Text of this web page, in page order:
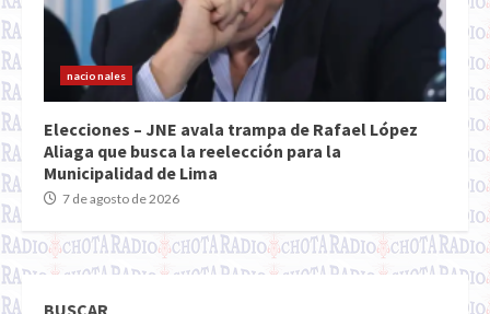
nacionales
Elecciones – JNE avala trampa de Rafael López
Aliaga que busca la reelección para la
Municipalidad de Lima
7 de agosto de 2026